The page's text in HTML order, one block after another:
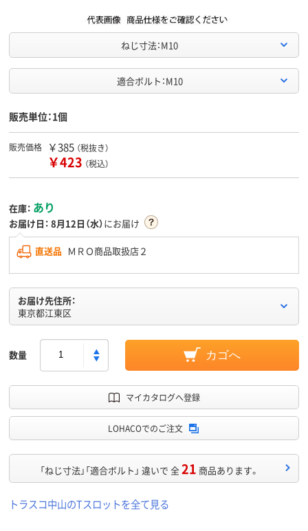
ねじ寸法：M10
適合ボルト：M10
販売単位：1個
販売価格 ￥385 （税抜き）
￥423 （税込）
在庫： あり
お届け日： 8月12日（水）にお届け
直送品 ＭＲＯ商品取扱店２
お届け先住所：
東京都江東区
数量 カゴへ
マイカタログへ登録
LOHACOでのご注文
「ねじ寸法」「適合ボルト」 違いで 全21 商品あります。
トラスコ中山のTスロットを全て見る